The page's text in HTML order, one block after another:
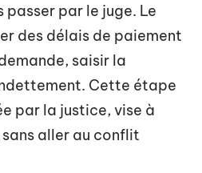
par le juge. Le
des délais de paiement
saisir la
Cette étape
par la justice, vise à
aller au conflit